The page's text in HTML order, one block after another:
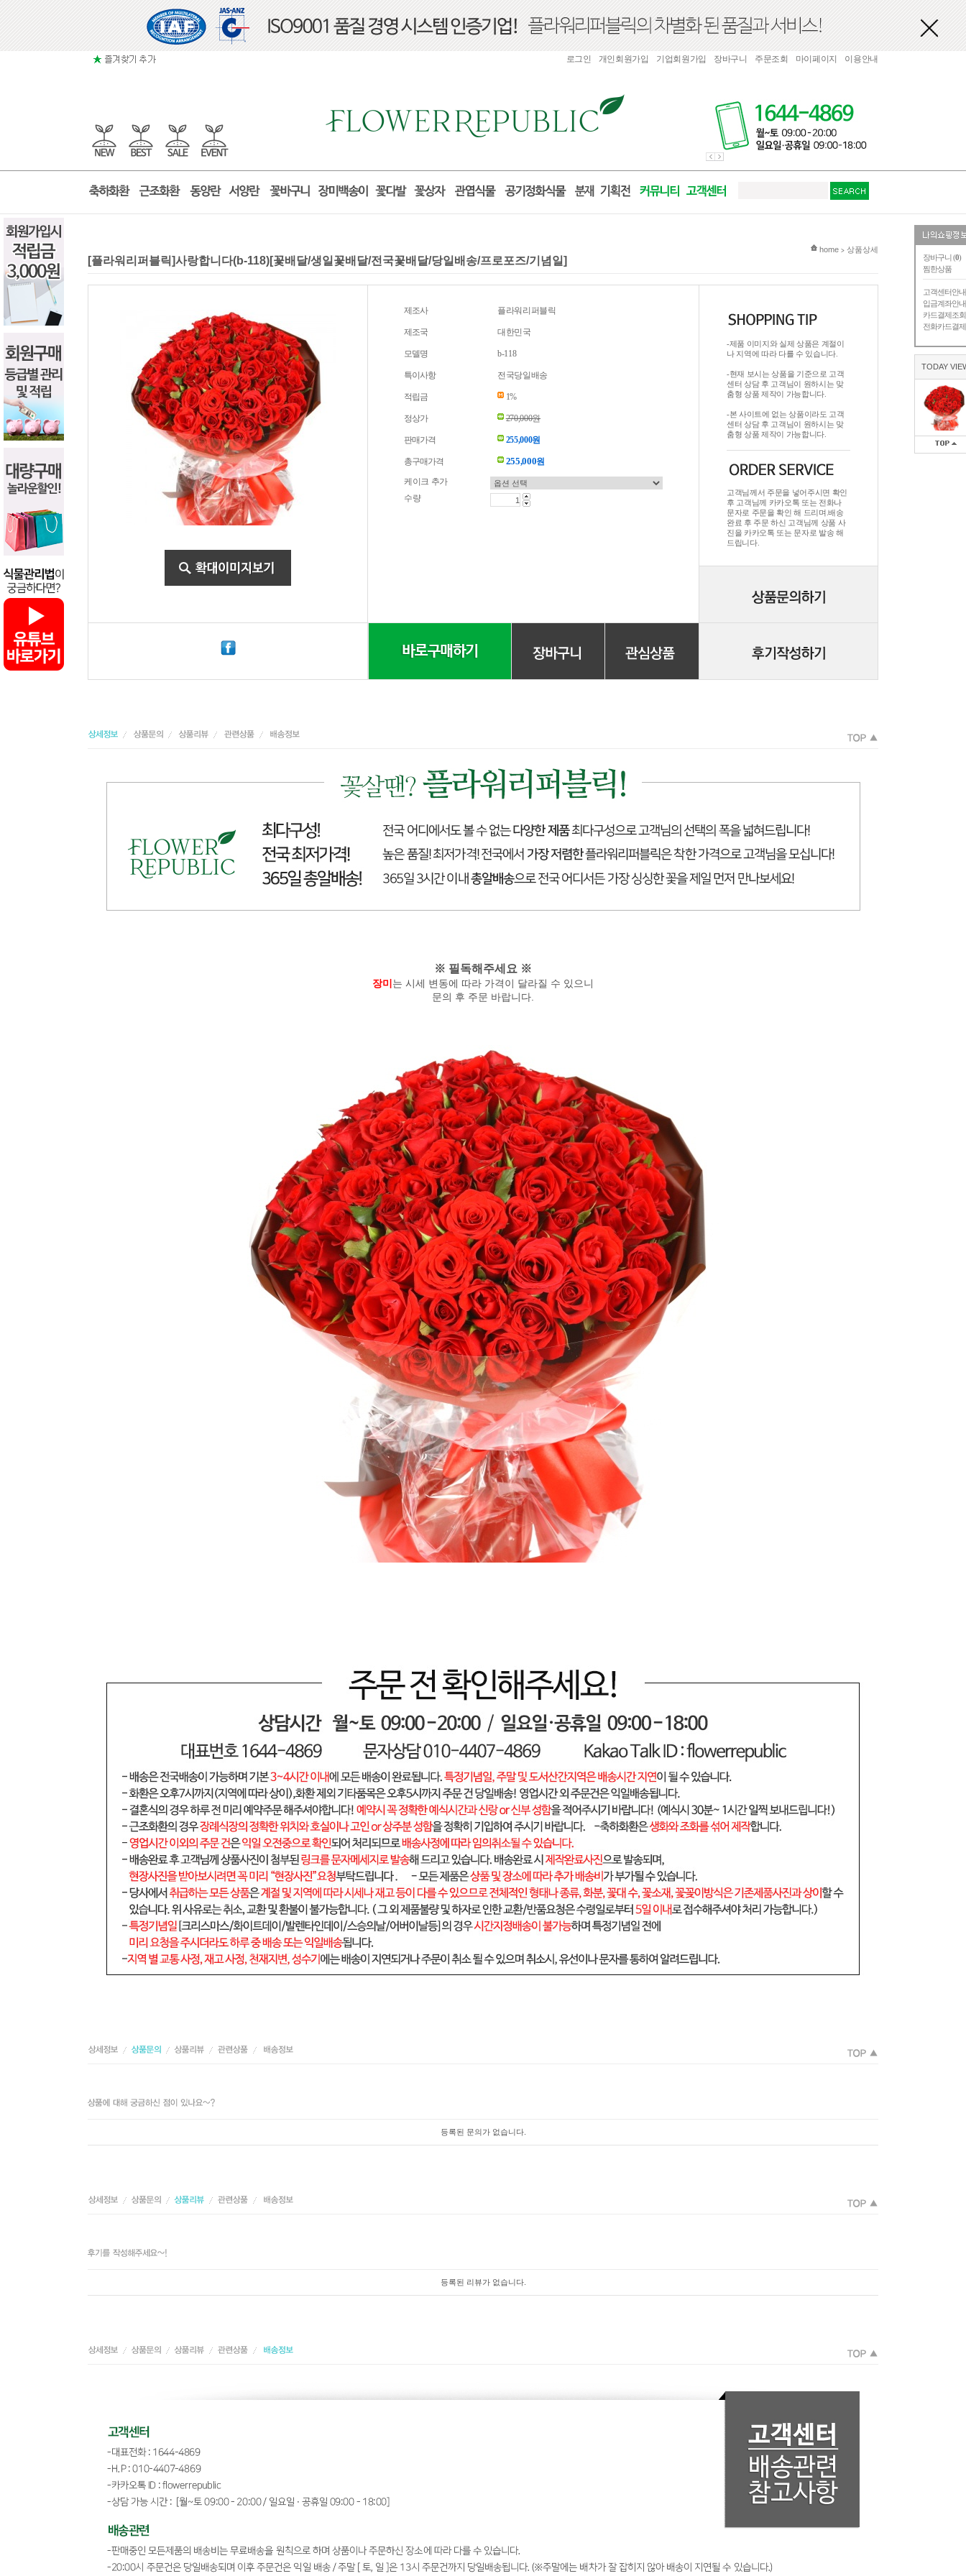
장바구니 (0)
찜한상품
고객센터안내
입금계좌안내
카드결제조회
전화카드결제
TODAY
로그인 개인회원가입 기업회원가입 장바구니 주문조회 마이페이지 이용안내
현재 위치
home > 상품상세
[플라워리퍼블릭]사랑합니다(b-118)[꽃배달/생일꽃배달/전국꽃배달/당일배송/프로포즈/기념일]
제조사 플라워리퍼블릭
제조국 대한민국
모델명 b-118
특이사항 전국당일배송
적립금 1%
정상가 270,000원
판매가격 255,000원
총구매가격 255,000원
케이크 추가
수량
-제품 이미지와 실제 상품은 계절이
나 지역에 따라 다를 수 있습니다.
-현재 보시는 상품을 기준으로 고객
센터 상담 후 고객님이 원하시는 맞
춤형 상품 제작이 가능합니다.
-본 사이트에 없는 상품이라도 고객
센터 상담 후 고객님이 원하시는 맞
춤형 상품 제작이 가능합니다.
고객님께서 주문을 넣어주시면 확인
후 고객님께 카카오톡 또는 전화나
문자로 주문을 확인 해 드리며.배송
완료 후 주문 하신 고객님께 상품 사
진을 카카오톡 또는 문자로 발송 해
드립니다.
※ 필독해주세요 ※
장미 는 시세 변동에 따라 가격이 달라질 수 있으니
문의 후 주문 바랍니다.
등록된 문의가 없습니다.
등록된 리뷰가 없습니다.